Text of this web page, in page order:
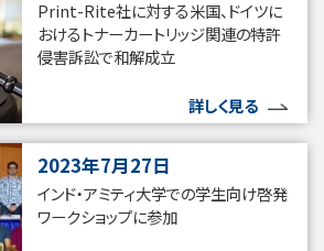
Print-Rite社に対する米国、ドイツに
おけるトナーカートリッジ関連の特許
侵害訴訟で和解成立
詳しく見る
2023年7月27日
インド・アミティ大学での学生向け啓発
ワークショップに参加